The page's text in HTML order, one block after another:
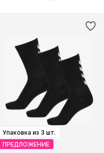
Упаковка из 3 шт.
ПРЕДЛОЖЕНИЕ